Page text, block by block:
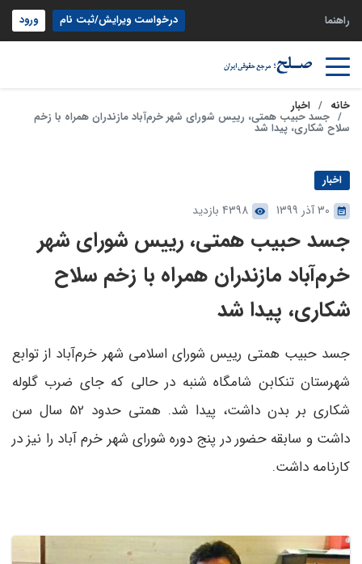
راهنما درخواست ویرایش/ثبت نام ورود
خانه اخبار
جسد حبیب همتی، رییس شورای شهر خرم‌آباد مازندران همراه با زخم
سلاح شکاری، پیدا شد
اخبار
30 آذر 1399 4398 بازدید
جسد حبیب همتی، رییس شورای شهر
خرم‌آباد مازندران همراه با زخم سلاح
شکاری، پیدا شد
جسد حبیب همتی رییس شورای اسلامی شهر خرم‌آباد از توابع
شهرستان تنکابن شامگاه شنبه در حالی که جای ضرب گلوله
شکاری بر بدن داشت، پیدا شد. همتی حدود 52 سال سن
داشت و سابقه حضور در پنج دوره شورای شهر خرم آباد را نیز در
کارنامه داشت.